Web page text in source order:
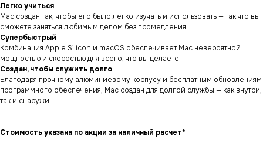
Легко учиться
Mac создан так, чтобы его было легко изучать и использовать — так что вы
сможете заняться любимым делом без промедления.
Супербыстрый
Комбинация Apple Silicon и macOS обеспечивает Mac невероятной
мощностью и скоростью для всего, что вы делаете.
Создан, чтобы служить долго
Благодаря прочному алюминиевому корпусу и бесплатным обновлениям
программного обеспечения, Mac создан для долгой службы — как внутри,
так и снаружи.
Стоимость указана по акции за наличный расчет*